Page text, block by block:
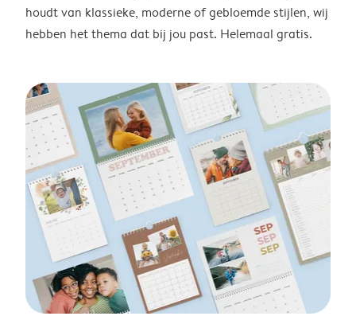
houdt van klassieke, moderne of gebloemde stijlen, wij
hebben het thema dat bij jou past. Helemaal gratis.